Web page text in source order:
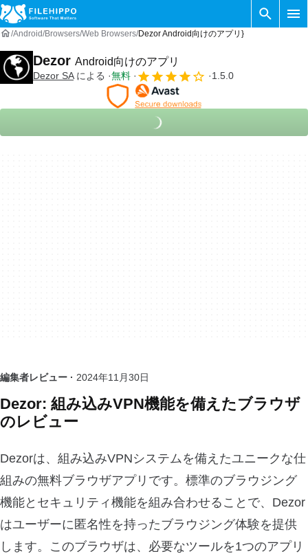
Android Browsers Web Browsers Dezor Android向けのアプリ}
Dezor Android向けのアプリ
Dezor SAによる 無料 1.5.0
編集者レビュー · 2024年11月30日
Dezor: 組み込みVPN機能を備えたブラウザ
のレビュー
Dezorは、組み込みVPNシステムを備えたユニークな仕
組みの無料ブラウザアプリです。標準のブラウジング
機能とセキュリティ機能を組み合わせることで、Dezor
はユーザーに匿名性を持ったブラウジング体験を提供
します。このブラウザは、必要なツールを1つのアプリ